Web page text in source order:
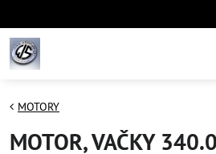
MOTORY
MOTOR, VAČKY